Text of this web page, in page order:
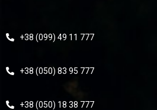
+38 (099) 49 11 777
+38 (050) 83 95 777
+38 (050) 18 38 777